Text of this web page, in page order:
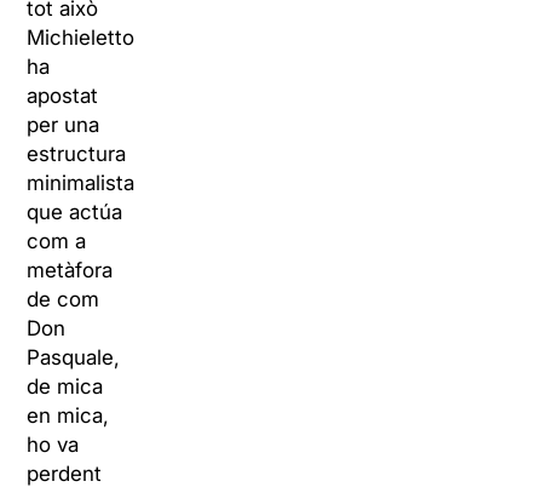
tot això
Michieletto
ha
apostat
per una
estructura
minimalista
que actúa
com a
metàfora
de com
Don
Pasquale,
de mica
en mica,
ho va
perdent